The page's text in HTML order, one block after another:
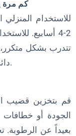
1. كم
للاستخدام
2-4 أسابيع.
تتدرب بشكل
دائماً بعد كل استخدام لإزالة العرق والطباشير.
قم بتخزين قضيب
الجودة أو
بعيداً عن الرطوبة.